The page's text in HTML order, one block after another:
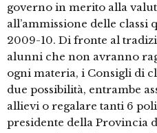
governo in merito alla
all’ammissione delle classi
2009-10. Di fronte al
alunni che non avranno
ogni materia, i Consigli di
due possibilità, entrambe
allievi o regalare tanti 6
presidente della Provincia